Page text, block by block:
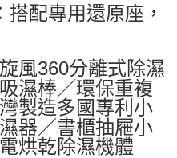
運費
運費
配專用還原座，
風360分離式除濕
濕棒／環保重複
製造多國專利小
器／書櫃抽屜小
烘乾除濕機體